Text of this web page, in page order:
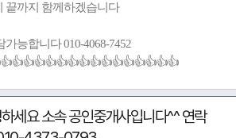
끝까지 함께하겠습니다
능합니다 010-4068-7452
세요 소속 공인중개사입니다^^ 연락